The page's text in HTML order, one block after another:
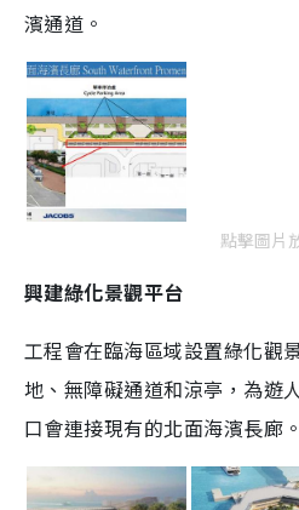
濱通道。
點擊圖片
興建綠化景觀平台
工程會在臨海區域設置綠化觀
地 、 無障礙通道和涼亭，為遊
口會連接現有的北面海濱長廊。